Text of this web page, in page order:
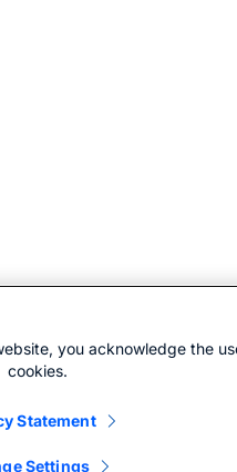
you acknowledge the
cookies.
Statement
Settings